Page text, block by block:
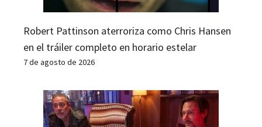
Robert Pattinson aterroriza como Chris Hansen
en el tráiler completo en horario estelar
7 de agosto de 2026